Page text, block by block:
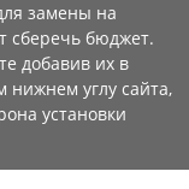
замены на
сберечь бюджет.
добавив их в
нижнем углу сайта,
установки